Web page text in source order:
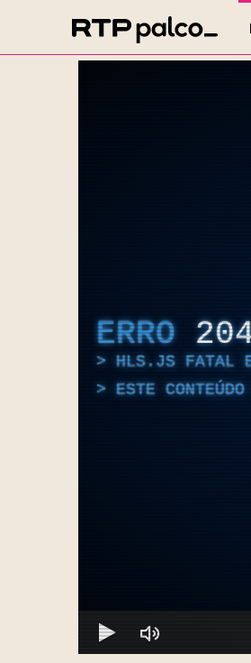
ERRO
HLS.JS FATAL
ESTE